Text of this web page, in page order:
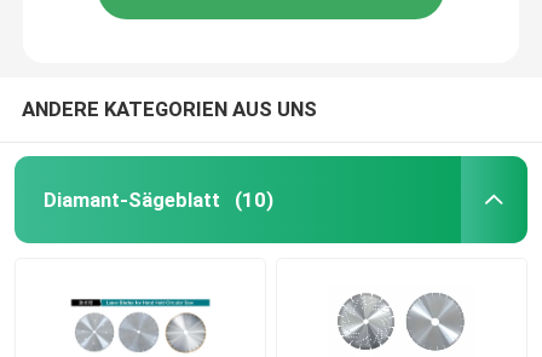
ANDERE KATEGORIEN AUS UNS
Diamant-Sägeblatt (10)